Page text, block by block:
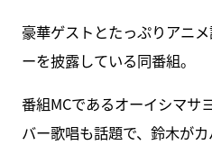
豪華ゲストとたっぷりアニ
ーを披露している同番組。
番組MCであるオーイシマサ
バー歌唱も話題で、鈴木が